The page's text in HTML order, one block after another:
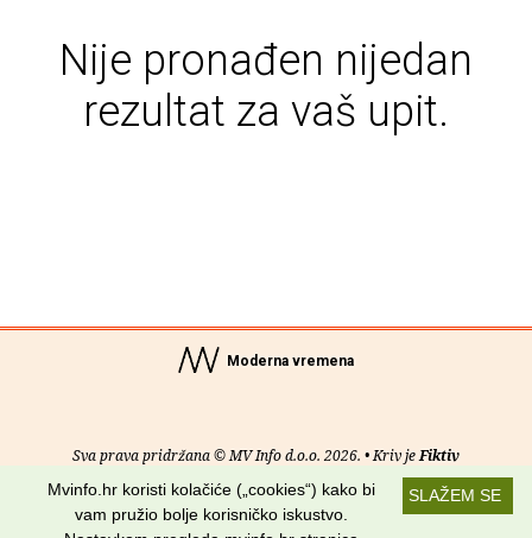
Nije pronađen nijedan
rezultat za vaš upit.
Moderna vremena
Sva prava pridržana © MV Info d.o.o. 2026. • Kriv jeFiktiv
Uvjeti korištenja RSS kanaliSLAŽEM SE
Mvinfo.hr koristi kolačiće („cookies“) kako bi
vam pružio bolje korisničko iskustvo.